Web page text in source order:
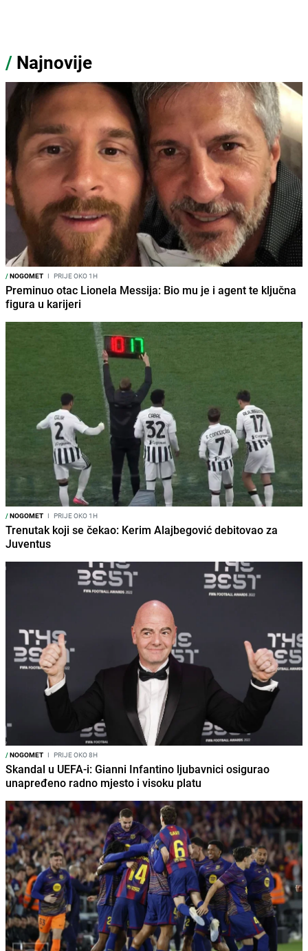
/ Najnovije
/NOGOMET I PRIJE OKO 1H
Preminuo otac Lionela Messija: Bio mu je i agent te ključna
figura u karijeri
/NOGOMET I PRIJE OKO 1H
Trenutak koji se čekao: Kerim Alajbegović debitovao za
Juventus
/NOGOMET I PRIJE OKO 8H
Skandal u UEFA-i: Gianni Infantino ljubavnici osigurao
unapređeno radno mjesto i visoku platu